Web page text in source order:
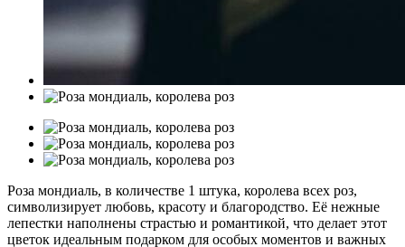
Роза мондиаль, в количестве 1 штука, королева всех роз,
символизирует любовь, красоту и благородство. Её нежные
лепестки наполнены страстью и романтикой, что делает этот
цветок идеальным подарком для особых моментов и важных